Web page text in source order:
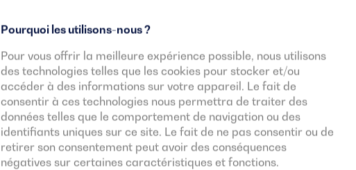
Pourquoi les utilisons-nous ?
Pour vous offrir la meilleure expérience possible, nous utilisons
des technologies telles que les cookies pour stocker et/ou
accéder à des informations sur votre appareil. Le fait de
consentir à ces technologies nous permettra de traiter des
données telles que le comportement de navigation ou des
identifiants uniques sur ce site. Le fait de ne pas consentir ou de
retirer son consentement peut avoir des conséquences
négatives sur certaines caractéristiques et fonctions.